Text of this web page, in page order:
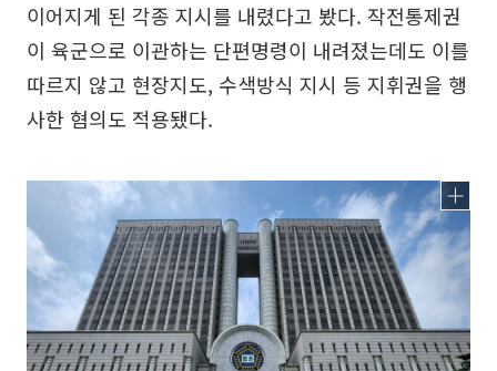
이어지게 된 각종 지시를 내렸다고 봤다. 작전통제권
이 육군으로 이관하는 단편명령이 내려졌는데도 이를
따르지 않고 현장지도, 수색방식 지시 등 지휘권을 행
사한 혐의도 적용됐다.